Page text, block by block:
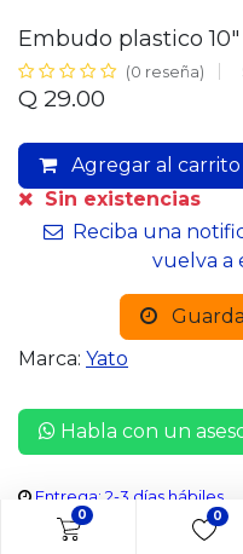
0 0
Embudo plastico 10"
(0 reseña)
Q 29.00
Agregar al carrito
Sin existencias
Reciba una
vuelva a
Marca: Yato
Habla con un
Entrega: 2-3 días hábiles